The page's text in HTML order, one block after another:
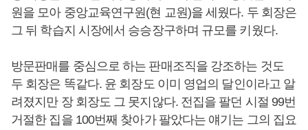
원을 모아 중앙교육연구원(현 교원)을 세웠다. 두 회장은
그 뒤 학습지 시장에서 승승장구하며 규모를 키웠다.
방문판매를 중심으로 하는 판매조직을 강조하는 것도
두 회장은 똑같다. 윤 회장도 이미 영업의 달인이라고 알
려졌지만 장 회장도 그 못지않다. 전집을 팔던 시절 99번
거절한 집을 100번째 찾아가 팔았다는 얘기는 그의 집요